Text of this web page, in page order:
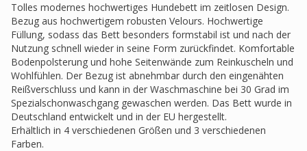
Tolles modernes hochwertiges Hundebett im zeitlosen Design.
Bezug aus hochwertigem robusten Velours. Hochwertige
Füllung, sodass das Bett besonders formstabil ist und nach der
Nutzung schnell wieder in seine Form zurückfindet. Komfortable
Bodenpolsterung und hohe Seitenwände zum Reinkuscheln und
Wohlfühlen. Der Bezug ist abnehmbar durch den eingenähten
Reißverschluss und kann in der Waschmaschine bei 30 Grad im
Spezialschonwaschgang gewaschen werden. Das Bett wurde in
Deutschland entwickelt und in der EU hergestellt.
Erhältlich in 4 verschiedenen Größen und 3 verschiedenen
Farben.